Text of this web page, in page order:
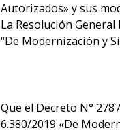
Autorizados» y sus
La Resolución
“De Modernización y
Que el Decreto N°
6.380/2019 «De